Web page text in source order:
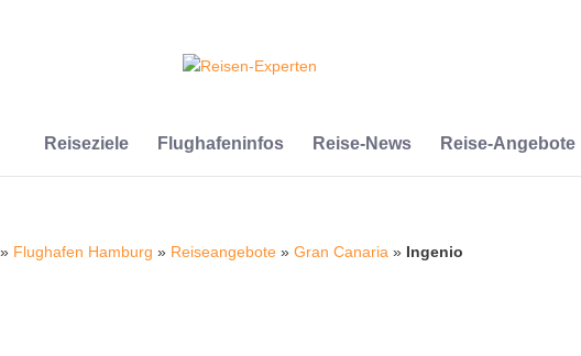
Reiseziele Flughafeninfos Reise-News Reise-Angebote
» Flughafen Hamburg » Reiseangebote »Gran Canaria » Ingenio